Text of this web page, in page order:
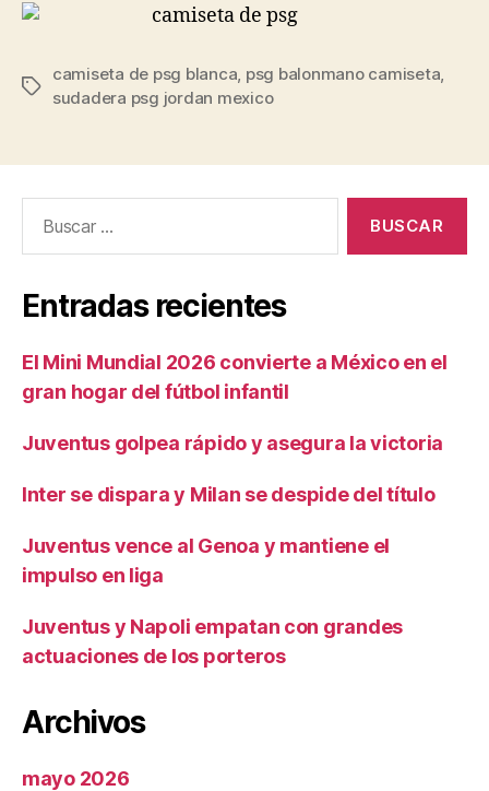
Etiquetas
camiseta de psg blanca, psg balonmano camiseta,
sudadera psg jordan mexico
Entradas recientes
El Mini Mundial 2026 convierte a México en el
gran hogar del fútbol infantil
Juventus golpea rápido y asegura la victoria
Inter se dispara y Milan se despide del título
Juventus vence al Genoa y mantiene el
impulso en liga
Juventus y Napoli empatan con grandes
actuaciones de los porteros
Archivos
mayo 2026